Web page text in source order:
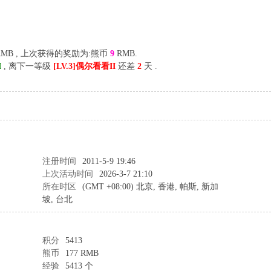
, 上次获得的奖励为:熊币 9 RMB.
, 离下一等级 [LV.3]偶尔看看II 还差 2 天 .
注册时间
2011-5-9 19:46
上次活动时间
2026-3-7 21:10
所在时区
(GMT +08:00) 北京, 香港, 帕斯, 新加
坡, 台北
积分
5413
熊币
177 RMB
经验
5413 个